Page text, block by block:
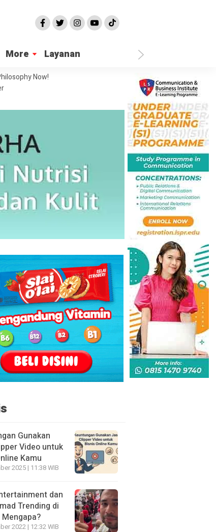
More Layanan
Now!
Gunakan
Video untuk
Kamu
2025 | 11:38 WIB
dan
Trending di
2022 | 12:32 WIB